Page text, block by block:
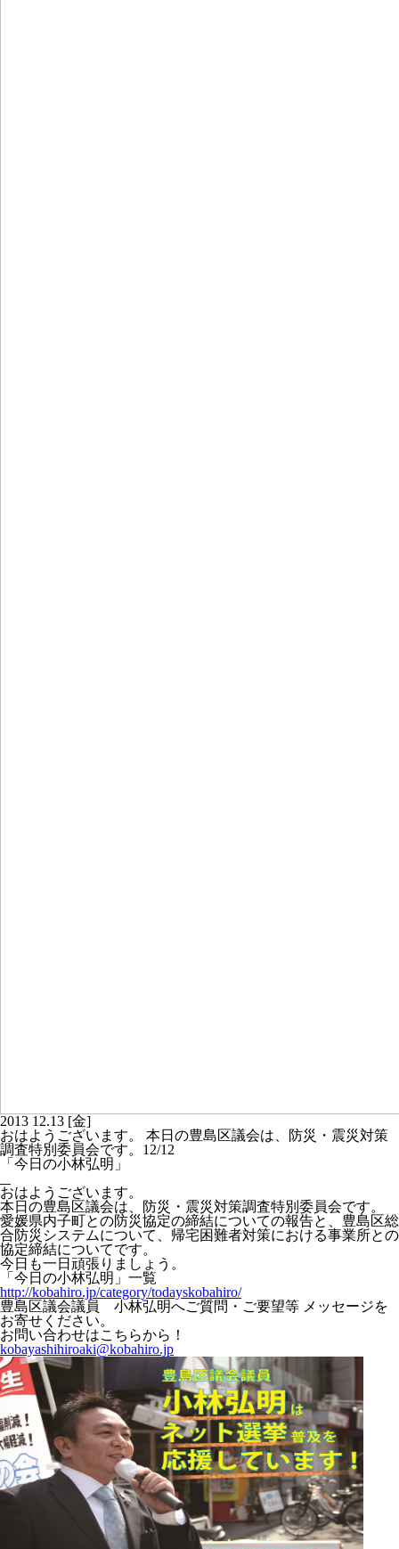
2013 12.13 [金]
おはようございます。 本日の豊島区議会は、防災・震災対策
調査特別委員会です。12/12
「今日の小林弘明」
おはようございます。
本日の豊島区議会は、防災・震災対策調査特別委員会です。
愛媛県内子町との防災協定の締結についての報告と、豊島区総
合防災システムについて、帰宅困難者対策における事業所との
協定締結についてです。
今日も一日頑張りましょう。
「今日の小林弘明」一覧
http://kobahiro.jp/category/todayskobahiro/
豊島区議会議員 小林弘明へご質問・ご要望等 メッセージを
お寄せください。
お問い合わせはこちらから！
kobayashihiroaki@kobahiro.jp